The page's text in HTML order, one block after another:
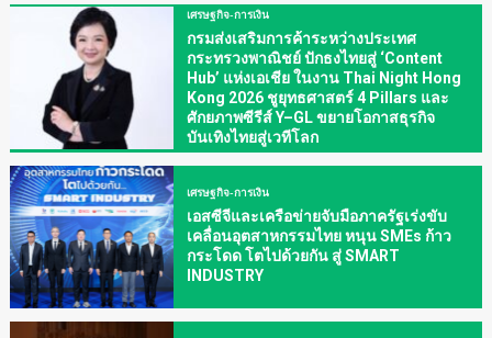
เศรษฐกิจ-การเงิน
กรมส่งเสริมการค้าระหว่างประเทศ
กระทรวงพาณิชย์ ปักธงไทยสู่ ‘Content
Hub’ แห่งเอเชีย ในงาน Thai Night Hong
Kong 2026 ชูยุทธศาสตร์ 4 Pillars และ
ศักยภาพซีรีส์ Y–GL ขยายโอกาสธุรกิจ
บันเทิงไทยสู่เวทีโลก
เศรษฐกิจ-การเงิน
เอสซีจีและเครือข่ายจับมือภาครัฐเร่งขับ
เคลื่อนอุตสาหกรรมไทย หนุน SMEs ก้าว
กระโดด โตไปด้วยกัน สู่ SMART
INDUSTRY